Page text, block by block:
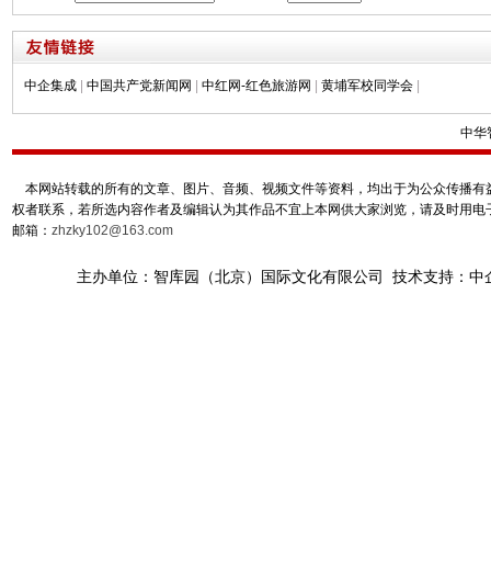
中企集成 中国共产党新闻网 中红网-红色旅游网 黄埔军校同学会
中华
本网站转载的所有的文章、图片、音频、视频文件等资料，均出于为公众传播
权者联系，若所选内容作者及编辑认为其作品不宜上本网供大家浏览，请及时用
邮箱： zhzky102@163.com
主办单位：智库园（北京）国际文化有限公司 技术支持：